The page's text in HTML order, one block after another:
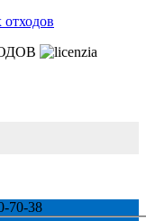
отходов
70-38